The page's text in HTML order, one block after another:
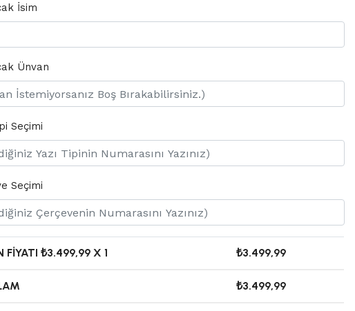
İsim
Ünvan
Seçimi
Seçimi
FIYATI ₺3.499,99 X 1 ₺3.499,99
₺3.499,99